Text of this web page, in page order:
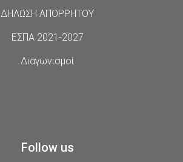
ΔΗΛΩΣΗ ΑΠΟΡΡΗΤΟΥ
ΕΣΠΑ 2021-2027
Διαγωνισμοί
Follow us